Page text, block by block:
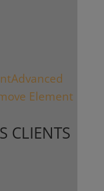
Advanced
Element
CLIENTS